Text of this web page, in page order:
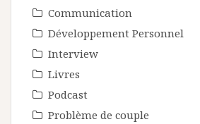
Communication
Développement Personnel
Interview
Livres
Podcast
Problème de couple